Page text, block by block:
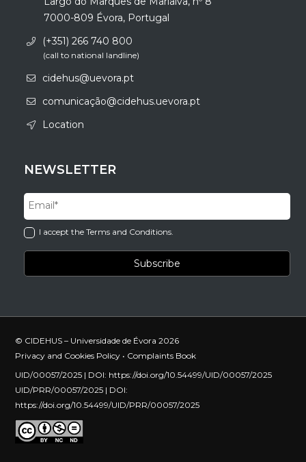
7000-809 Évora, Portugal
(+351) 266 740 800
(call to national landline)
cidehus@uevora.pt
comunicação@cidehus.uevora.pt
Location
NEWSLETTER
I accept the Terms and Conditions.
© CIDEHUS – Universidade de Évora 2026
Privacy and Cookies Policy • Complaints Book
UID/00057/2025 | DOI: https://doi.org/10.54499/UID/00057/2025
UID/PRR/00057/2025 | DOI:
https://doi.org/10.54499/UID/PRR/00057/2025